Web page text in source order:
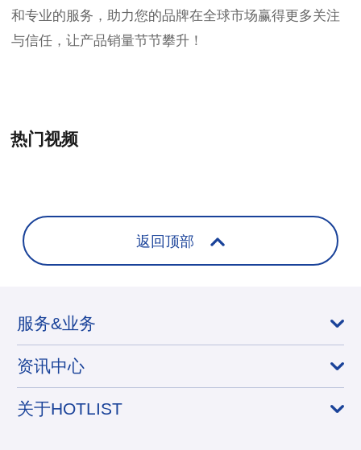
和专业的服务，助力您的品牌在全球市场赢得更多关注
与信任，让产品销量节节攀升！
热门视频
返回顶部
服务&业务
资讯中心
关于HOTLIST